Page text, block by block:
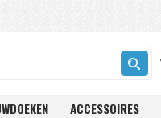
ACCESSOIRES